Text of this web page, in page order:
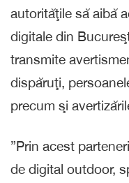
autorităţile să aibă
digitale din
transmite
dispăruţi,
precum şi
”Prin acest
de digital outdoor,